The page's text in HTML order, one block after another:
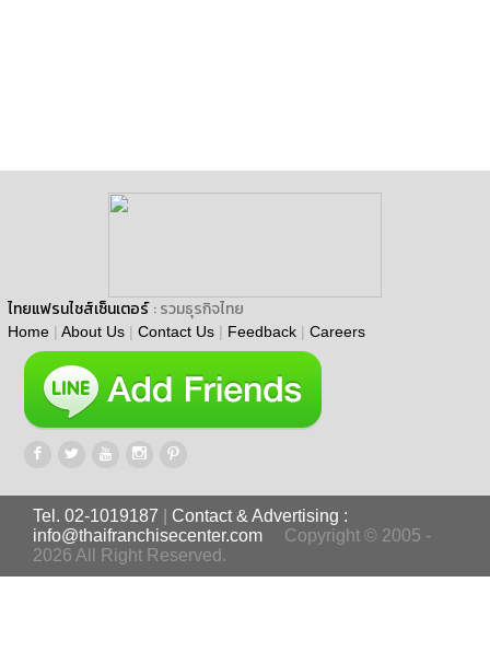
ไทยแฟรนไชส์เซ็นเตอร์ : รวมธุรกิจไทย
Home | About Us | Contact Us | Feedback | Careers
Tel. 02-1019187
Contact & Advertising :
info@thaifranchisecenter.com
Copyright © 2005 -
2026 All Right Reserved.